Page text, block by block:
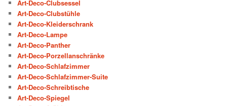
Art-Deco-Clubsessel
Art-Deco-Clubstühle
Art-Deco-Kleiderschrank
Art-Deco-Lampe
Art-Deco-Panther
Art-Deco-Porzellanschränke
Art-Deco-Schlafzimmer
Art-Deco-Schlafzimmer-Suite
Art-Deco-Schreibtische
Art-Deco-Spiegel